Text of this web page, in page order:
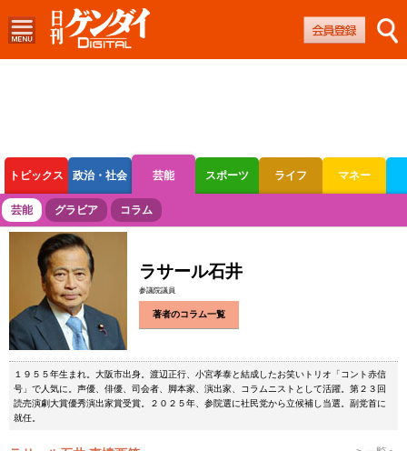
トピックス 政治・社会 芸能 スポーツ ライフ マネー
ボートレース 競輪 オートレース
芸能 グラビア コラム
ラサール石井
参議院議員
著者のコラム一覧
１９５５年生まれ。大阪市出身。渡辺正行、小宮孝泰と結成したお笑いトリオ「コント赤信
号」で人気に。声優、俳優、司会者、脚本家、演出家、コラムニストとして活躍。第２３回
読売演劇大賞優秀演出家賞受賞。２０２５年、参院選に社民党から立候補し当選。副党首に
就任。